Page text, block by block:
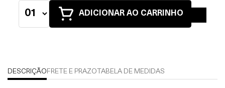
ADICIONAR AO CARRINHO
DESCRIÇÃO FRETE E PRAZOTABELA DE MEDIDAS